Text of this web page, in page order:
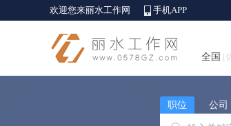
欢迎您来丽水工作网 手机APP
全国 [
职位 公司